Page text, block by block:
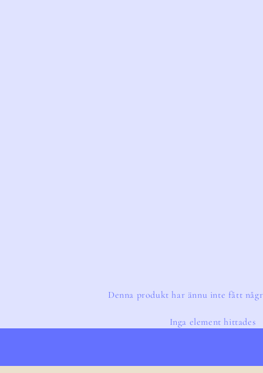
Denna produkt har ännu inte fått
Inga element hittades